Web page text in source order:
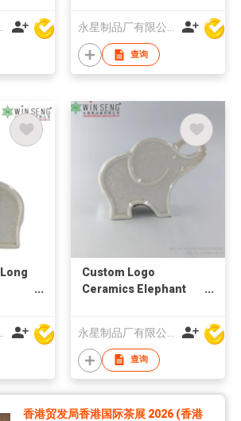
限公司 永星制品厂有限公司
查询
Custom Logo
Ceramics Elephant
查询
香港贸发局香港国际茶展 2026 (香港